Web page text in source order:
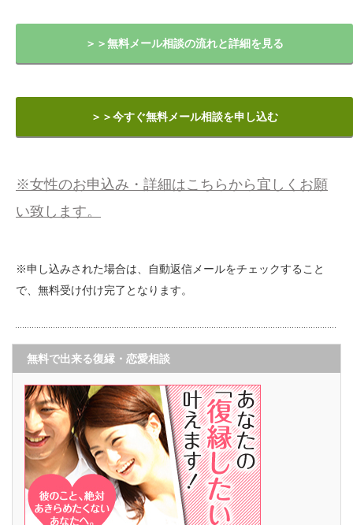
＞＞無料メール相談の流れと詳細を見る
＞＞今すぐ無料メール相談を申し込む
※女性のお申込み・詳細はこちらから宜しくお願
い致します。
※申し込みされた場合は、自動返信メールをチェックすること
で、無料受け付け完了となります。
無料で出来る復縁・恋愛相談